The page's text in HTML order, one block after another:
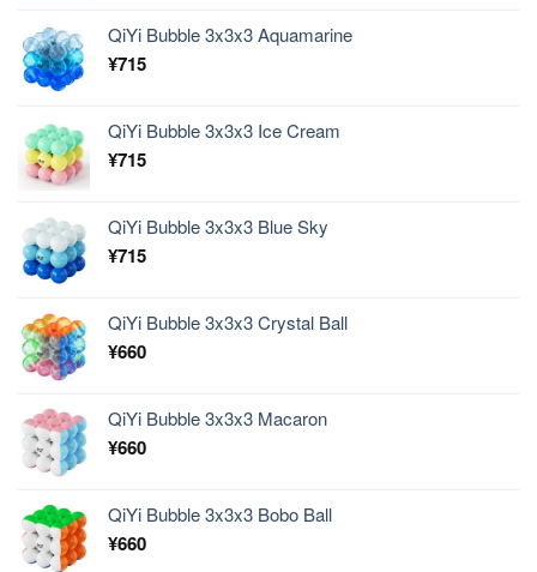
QiYi Bubble 3x3x3 Aquamarine
¥715
QiYi Bubble 3x3x3 Ice Cream
¥715
QiYi Bubble 3x3x3 Blue Sky
¥715
QiYi Bubble 3x3x3 Crystal Ball
¥660
QiYi Bubble 3x3x3 Macaron
¥660
QiYi Bubble 3x3x3 Bobo Ball
¥660